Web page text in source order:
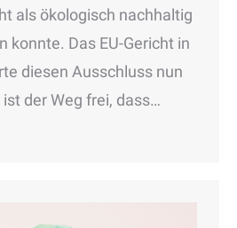
als ökologisch nachhaltig
konnte. Das EU-Gericht in
diesen Ausschluss nun
der Weg frei, dass…